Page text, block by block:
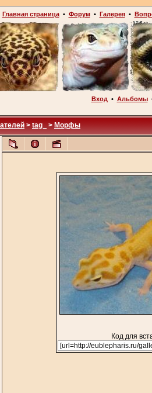
Главная страница• Форум• Галерея•
Вход • Альбомы
> tag_ > Морфы
Код для